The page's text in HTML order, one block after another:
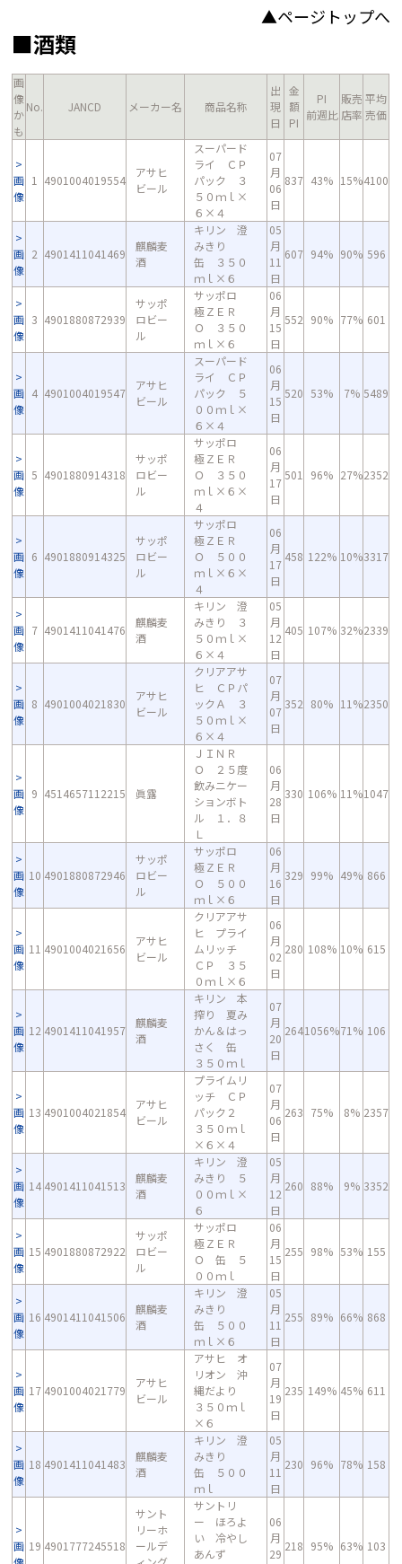
▲ページトップへ
■酒類
画
像
か
も
No. JANCD メーカー名 商品名称
出
現
日
金
額
PI
PI
前週比
販売
店率
平均
売価
画
像
1 4901004019554
アサヒ
ビール
スーパード
ライ ＣＰ
パック ３
５０ｍｌ×
６×４
07
月
06
日
837 43% 15%4100
画
像
2 4901411041469
麒麟麦
酒
キリン 澄
みきり
缶 ３５０
ｍｌ×６
05
月
11
日
607 94% 90% 596
画
像
3 4901880872939
サッポ
ロビー
ル
サッポロ
極ＺＥＲ
Ｏ ３５０
ｍｌ×６
06
月
15
日
552 90% 77% 601
画
像
4 4901004019547
アサヒ
ビール
スーパード
ライ ＣＰ
パック ５
００ｍｌ×
６×４
06
月
15
日
520 53% 7% 5489
画
像
5 4901880914318
サッポ
ロビー
ル
サッポロ
極ＺＥＲ
Ｏ ３５０
ｍｌ×６×
４
06
月
17
日
501 96% 27%2352
画
像
6 4901880914325
サッポ
ロビー
ル
サッポロ
極ＺＥＲ
Ｏ ５００
ｍｌ×６×
４
06
月
17
日
458 122% 10%3317
画
像
7 4901411041476
麒麟麦
酒
キリン 澄
みきり ３
５０ｍｌ×
６×４
05
月
12
日
405 107% 32%2339
画
像
8 4901004021830
アサヒ
ビール
クリアアサ
ヒ ＣＰパ
ックＡ ３
５０ｍｌ×
６×４
07
月
07
日
352 80% 11%2350
画
像
9 4514657112215 眞露
ＪＩＮＲ
Ｏ ２５度
飲みニケー
ションボト
ル １．８
Ｌ
06
月
28
日
330 106% 11%1047
画
像
10 4901880872946
サッポ
ロビー
ル
サッポロ
極ＺＥＲ
Ｏ ５００
ｍｌ×６
06
月
16
日
329 99% 49% 866
画
像
11 4901004021656
アサヒ
ビール
クリアアサ
ヒ プライ
ムリッチ
ＣＰ ３５
０ｍｌ×６
06
月
02
日
280 108% 10% 615
画
像
12 4901411041957
麒麟麦
酒
キリン 本
搾り 夏み
かん＆はっ
さく 缶
３５０ｍｌ
07
月
20
日
2641056%71% 106
画
像
13 4901004021854
アサヒ
ビール
プライムリ
ッチ ＣＰ
パック２
３５０ｍｌ
×６×４
07
月
06
日
263 75% 8% 2357
画
像
14 4901411041513
麒麟麦
酒
キリン 澄
みきり ５
００ｍｌ×
６
05
月
12
日
260 88% 9% 3352
画
像
15 4901880872922
サッポ
ロビー
ル
サッポロ
極ＺＥＲ
Ｏ 缶 ５
００ｍｌ
06
月
15
日
255 98% 53% 155
画
像
16 4901411041506
麒麟麦
酒
キリン 澄
みきり
缶 ５００
ｍｌ×６
05
月
11
日
255 89% 66% 868
画
像
17 4901004021779
アサヒ
ビール
アサヒ オ
リオン 沖
縄だより
３５０ｍｌ
×６
07
月
19
日
235 149% 45% 611
画
像
18 4901411041483
麒麟麦
酒
キリン 澄
みきり
缶 ５００
ｍｌ
05
月
11
日
230 96% 78% 158
画 19 4901777245518
サント
リーホ
ールデ
サントリ
ー ほろよ
い 冷やし
あんず
06
月
29
218 95% 63% 103